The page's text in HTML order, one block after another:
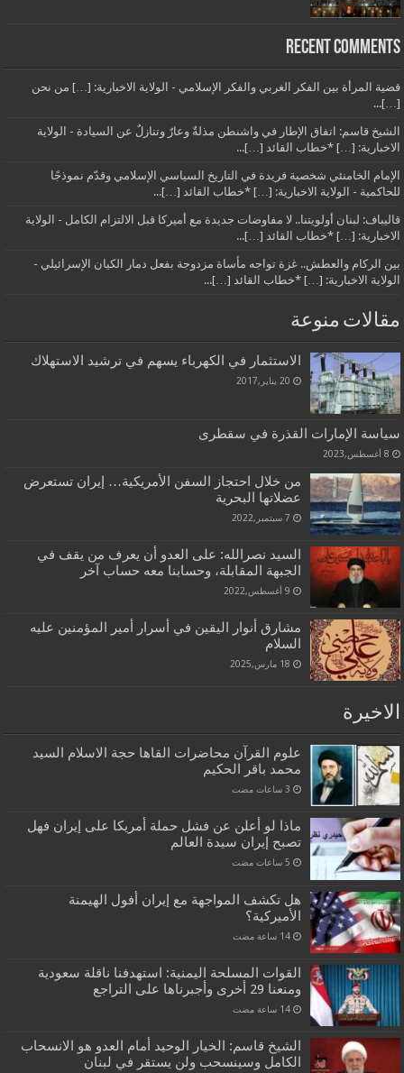
Recent Comments
قضية المرأة بين الفكر الغربي والفكر الإسلامي - الولاية الاخبارية: […] من نحن
[…]...
الشيخ قاسم: اتفاق الإطار في واشنطن مذلةٌ وعارٌ وتنازلٌ عن السيادة - الولاية
الاخبارية: […] *خطاب القائد […]...
الإمام الخامنئي شخصية فريدة في التاريخ السياسي الإسلامي وقدّم نموذجًا
للحاكمية - الولاية الاخبارية: […] *خطاب القائد […]...
قاليباف: لبنان أولويتنا.. لا مفاوضات جديدة مع أميركا قبل الالتزام الكامل - الولاية
الاخبارية: […] *خطاب القائد […]...
بين الركام والعطش.. غزة تواجه مأساة مزدوجة بفعل دمار الكيان الإسرائيلي -
الولاية الاخبارية: […] *خطاب القائد […]...
مقالات منوعة
الاستثمار في الكهرباء يسهم في ترشيد الاستهلاك
20 يناير,2017
سياسة الإمارات القذرة في سقطرى
8 أغسطس,2023
من خلال احتجاز السفن الأمريكية… إيران تستعرض
عضلاتها البحرية
7 سبتمبر,2022
السيد نصرالله: على العدو أن يعرف من يقف في
الجبهة المقابلة، وحسابنا معه حساب آخر
9 أغسطس,2022
مشارق أنوار اليقين في أسرار أمير المؤمنين عليه
السلام
18 مارس,2025
الاخيرة
علوم القرآن محاضرات القاها حجة الاسلام السيد
محمد باقر الحكيم
ماذا لو أعلن عن فشل حملة أمريكا على إيران فهل
تصبح إيران سيدة العالم
هل تكشف المواجهة مع إيران أفول الهيمنة
الأميركية؟
‏14 ساعة مضت
القوات المسلحة اليمنية: استهدفنا ناقلة سعودية
ومنعنا 29 أخرى وأجبرناها على التراجع
‏14 ساعة مضت
الشيخ قاسم: الخيار الوحيد أمام العدو هو الانسحاب
الكامل وسينسحب ولن يستقر في لبنان